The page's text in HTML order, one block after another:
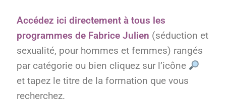
Formation PRO DU PLAISIR
L’Académie De La Séduction Au Féminin
Masterclass séduction et développement
personnel
Accédez ici directement à tous les
programmes de Fabrice Julien (séduction et
sexualité, pour hommes et femmes) rangés
par catégorie ou bien cliquez sur l’icône
et tapez le titre de la formation que vous
recherchez.